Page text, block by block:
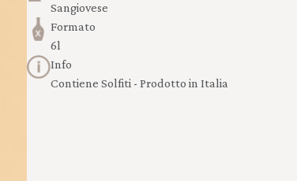
Sangiovese
Formato
6l
Info
Contiene Solfiti - Prodotto in Italia